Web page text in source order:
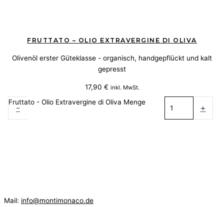
FRUTTATO – OLIO EXTRAVERGINE DI OLIVA
Olivenöl erster Güteklasse - organisch, handgepflückt und kalt
gepresst
17,90 € inkl. MwSt.
-
Fruttato - Olio Extravergine di Oliva Menge
+
Mail: info@montimonaco.de